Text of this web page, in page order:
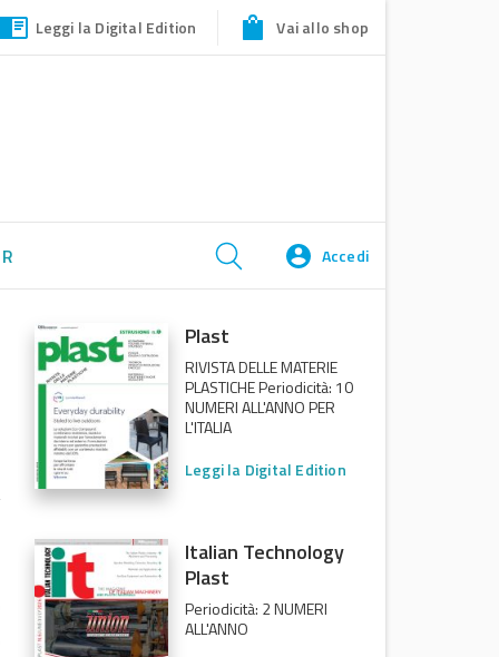
Leggi la Digital Edition Vai allo shop
Accedi
Plast
RIVISTA DELLE MATERIE
PLASTICHE Periodicità: 10
NUMERI ALL'ANNO PER
L'ITALIA
Leggi la Digital Edition
Italian Technology
Plast
Periodicità: 2 NUMERI
ALL'ANNO